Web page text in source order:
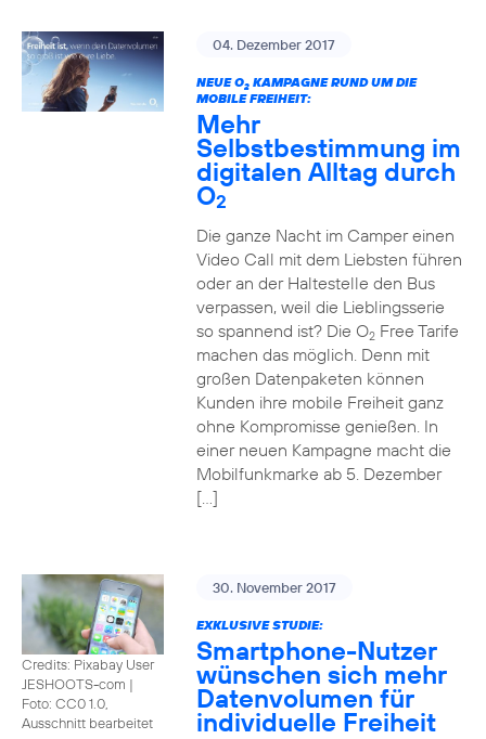
04. Dezember 2017
NEUE O2KAMPAGNE RUND UM DIE
MOBILE FREIHEIT:
Mehr
Selbstbestimmung im
digitalen Alltag durch
O2
Die ganze Nacht im Camper einen
Video Call mit dem Liebsten führen
oder an der Haltestelle den Bus
verpassen, weil die Lieblingsserie
so spannend ist? Die O2Free Tarife
machen das möglich. Denn mit
großen Datenpaketen können
Kunden ihre mobile Freiheit ganz
ohne Kompromisse genießen. In
einer neuen Kampagne macht die
Mobilfunkmarke ab 5. Dezember
[…]
Credits: Pixabay User
JESHOOTS-com |
Foto: CC0 1.0,
Ausschnitt bearbeitet
30. November 2017
EXKLUSIVE STUDIE:
Smartphone-Nutzer
wünschen sich mehr
Datenvolumen für
individuelle Freiheit